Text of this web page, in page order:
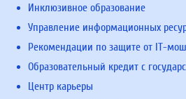
Инклюзивное образование
Управление информационных
Рекомендации по защите от IT-
Образовательный кредит с
Центр карьеры